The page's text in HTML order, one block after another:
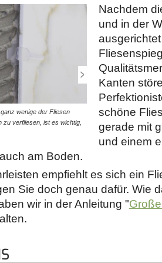
wenige der Fliesen
zu verfliesen, ist es wichtig,
© diybook | Mit dem
werden, dass die
übergehen. Dazu…
Nachdem
und in der
Kanten
schöne
gerade mit
und einem
am Boden.
empfiehlt es sich ein
Sie doch genau dafür. Wie
wir in der Anleitung "